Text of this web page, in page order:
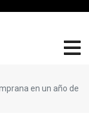
en un año de